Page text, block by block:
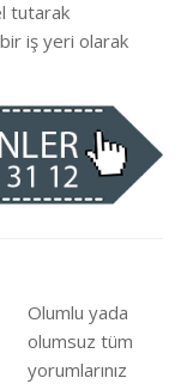
tutarak
iş yeri olarak
Olumlu yada
olumsuz tüm
yorumlarınız